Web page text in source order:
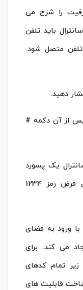
را شرح می
باید تلفن
تلفن متصل شود.
پس از آن دکمه #
یک پسورد
جهت ورود دارد که به صورت پیش فرض رمز 1234
با ورود به فضای
می کند. برای
تمام کدهای
قابلیت های